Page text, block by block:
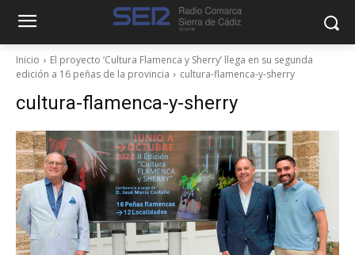
Inicio
El proyecto ‘Cultura Flamenca y Sherry’ llega en su segunda
edición a 16 peñas de la provincia
cultura-flamenca-y-sherry
cultura-flamenca-y-sherry